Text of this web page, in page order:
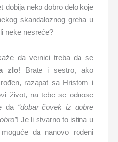
dobija neko dobro delo koje
skandaloznog greha u
neke nesreće?
da vernici treba da se
zlo! Brate i sestro, ako
razapat sa Hristom i
život, na tebe se odnose
da “dobar čovek iz dobre
! Je li stvarno to istina u
da nanovo rođeni